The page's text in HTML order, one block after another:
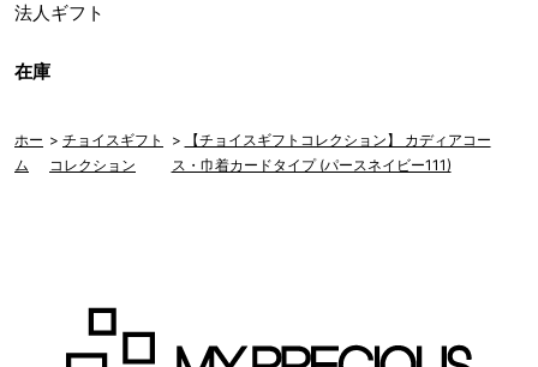
在庫
法人ギフト
ホー
ム
> チョイスギフト
コレクション
>
【チョイスギフトコレクション】 カディアコー
ス・巾着カードタイプ (パースネイビー111)